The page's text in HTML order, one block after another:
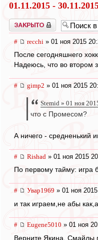
01.11.2015 -
Закрыто
# recchi » 01 ноя 2015
После сегодняшнего
Надеюсь, что во втором
# gimp2 » 01 ноя 2015
Stemid » 01 ноя
что с Промесом?
А ничего - средненький
# Rishad » 01 ноя 2015
По первому тайму: игра
# Увар1969 » 01 ноя
и так играем,не абы
# Eugene5010 » 01 ноя
Верните Якина. Смайлы